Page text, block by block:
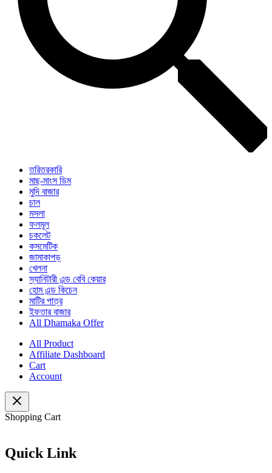
তরিতরকারি
মাছ-মাংস ডিম
মুদি বাজার
চাল
মসলা
ফলমূল
চকলেট
কসমেটিক
জামাকাপড়
খেলনা
স্যানিটারী এন্ড বেবি কেয়ার
হোম এন্ড কিচেন
মাটির পাত্র
ইফতার বাজার
All Dhamaka Offer
All Product
Affiliate Dashboard
Cart
Account
Shopping Cart
Quick Link